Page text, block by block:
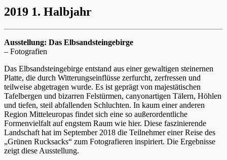
2019 1. Halbjahr
Ausstellung: Das Elbsandsteingebirge
– Fotografien
Das Elbsandsteingebirge entstand aus einer gewaltigen steinernen
Platte, die durch Witterungseinflüsse zerfurcht, zerfressen und
teilweise abgetragen wurde. Es ist geprägt von majestätischen
Tafelbergen und bizarren Felstürmen, canyonartigen Tälern, Höhlen
und tiefen, steil abfallenden Schluchten. In kaum einer anderen
Region Mitteleuropas findet sich eine so außerordentliche
Formenvielfalt auf engstem Raum wie hier. Diese faszinierende
Landschaft hat im September 2018 die Teilnehmer einer Reise des
„Grünen Rucksacks“ zum Fotografieren inspiriert. Die Ergebnisse
zeigt diese Ausstellung.